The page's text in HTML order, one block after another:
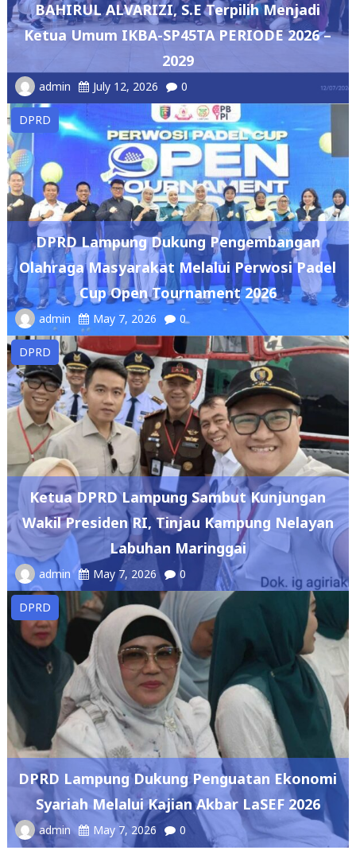
Ketua Umum IKBA-SP45TA PERIODE 2026 –
2029
July 12, 2026 0
DPRD
DPRD Lampung Dukung Pengembangan
Olahraga Masyarakat Melalui Perwosi Padel
Cup Open Tournament 2026
admin May 7, 2026 0
DPRD
Ketua DPRD Lampung Sambut Kunjungan
Wakil Presiden RI, Tinjau Kampung Nelayan
Labuhan Maringgai
admin May 7, 2026 0
DPRD
DPRD Lampung Dukung Penguatan Ekonomi
Syariah Melalui Kajian Akbar LaSEF 2026
admin May 7, 2026 0